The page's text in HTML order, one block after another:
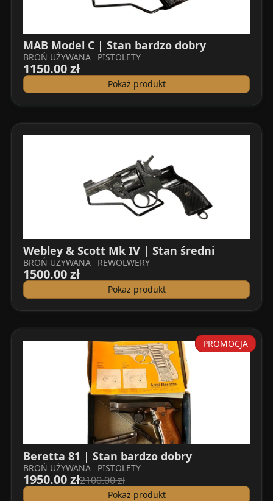
MAB Model C | Stan bardzo dobry
BROŃ UŻYWANA PISTOLETY
1150.00 zł
Pokaż produkt
Webley & Scott Mk IV | Stan średni
BROŃ UŻYWANA REWOLWERY
1500.00 zł
Pokaż produkt
PROMOCJA
Beretta 81 | Stan bardzo dobry
BROŃ UŻYWANA PISTOLETY
1950.00 zł2100.00 zł
Pokaż produkt